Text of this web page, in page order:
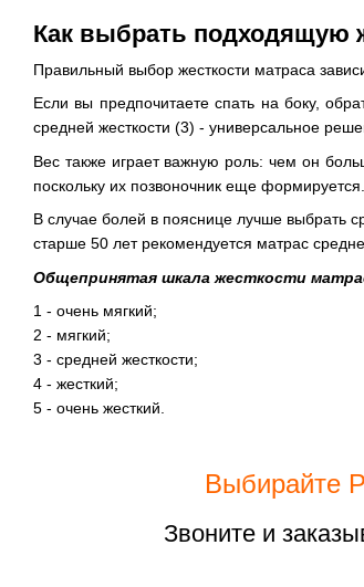
Как выбрать подходящую
Правильный выбор жесткости матраса
Если вы предпочитаете спать на боку,
средней жесткости (3) - универсальное
Вес также играет важную роль: чем он
поскольку их позвоночник еще
В случае болей в пояснице лучше выбрать
старше 50 лет рекомендуется матрас
Общепринятая шкала жесткости
1 - очень мягкий;
2 - мягкий;
3 - средней жесткости;
4 - жесткий;
5 - очень жесткий.
Выбирайте
Звоните и